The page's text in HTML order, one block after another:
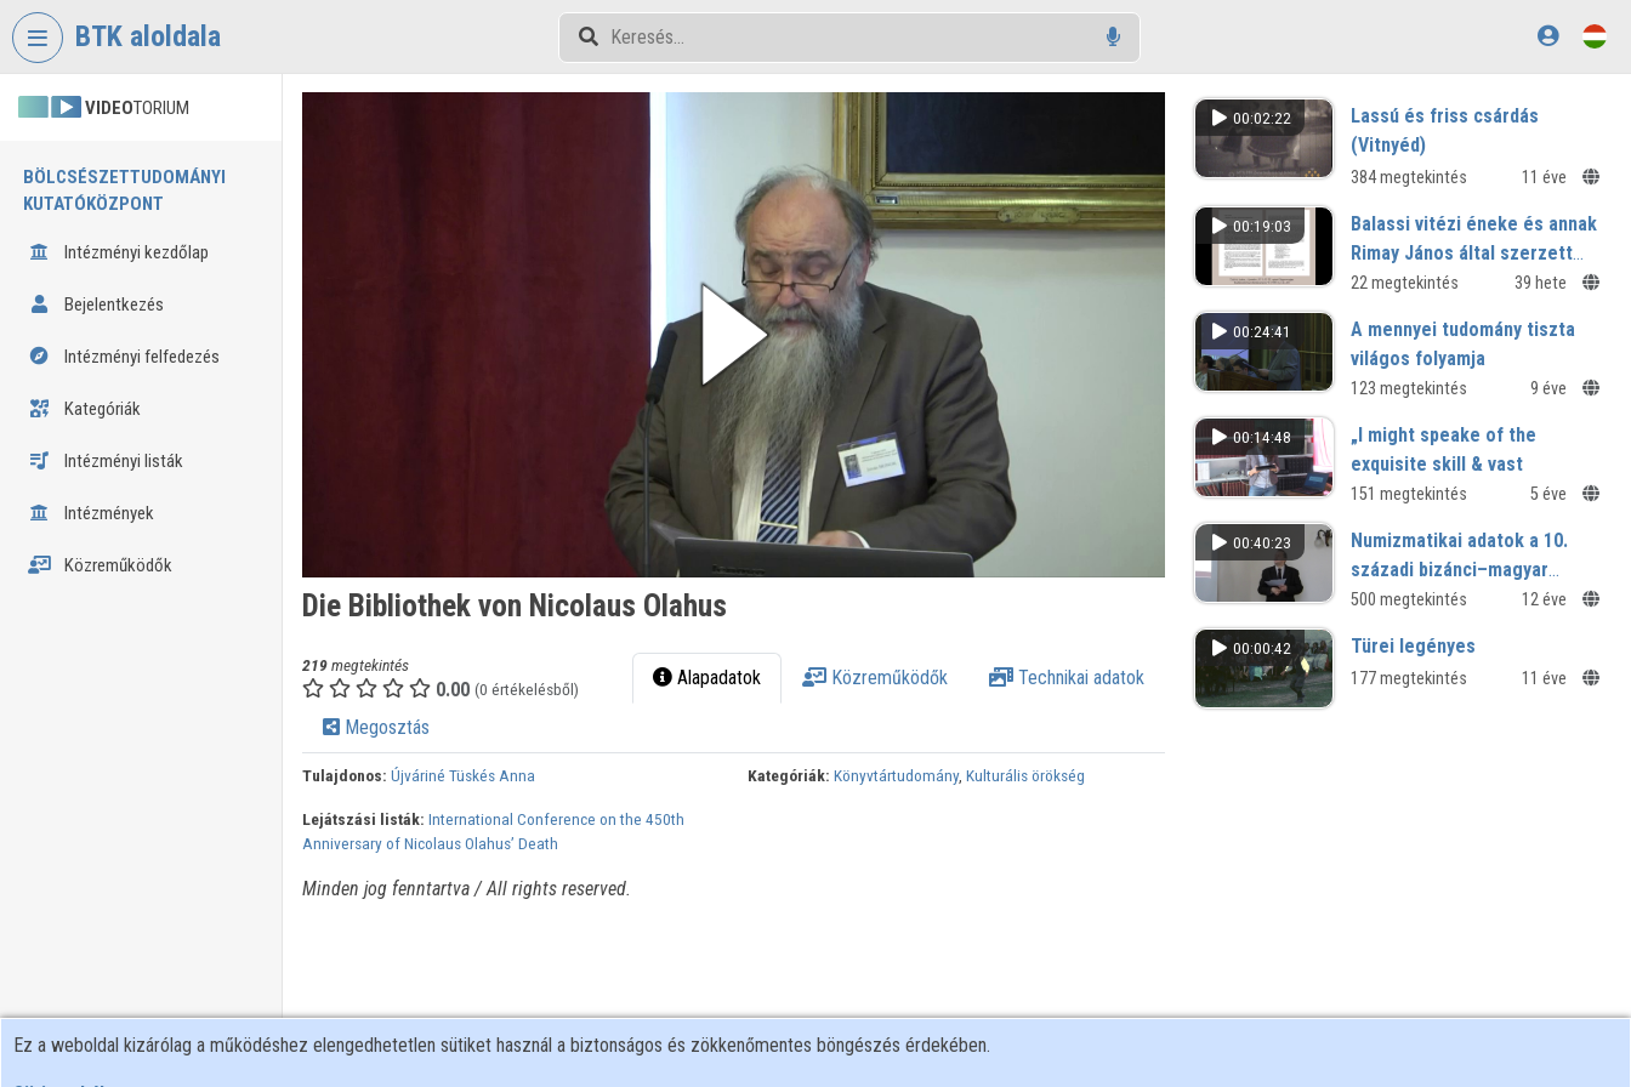
Fejléc kihagyása
BTK aloldala
VIDEOTORIUM
BÖLCSÉSZETTUDOMÁNYI
KUTATÓKÖZPONT
Intézményi kezdőlap
Bejelentkezés
Intézményi felfedezés
Kategóriák
Intézményi listák
Intézmények
Közreműködők
Die Bibliothek von Nicolaus Olahus
219megtekintés
0.00 (0 értékelésből) Alapadatok Közreműködők Technikai adatok
Megosztás
Tulajdonos: Újváriné Tüskés Anna Kategóriák: Könyvtártudomány,Kulturális örökség
Lejátszási listák: International Conference on the 450th
Anniversary of Nicolaus Olahus’ Death
Minden jog fenntartva / All rights reserved.
00:02:22
Lassú és friss csárdás
(Vitnyéd)
384 megtekintés 11 éve
00:19:03
Balassi vitézi éneke és annak
Rimay János által szerzett
parodiája
22 megtekintés 39 hete
00:24:41
A mennyei tudomány tiszta
világos folyamja
Egyház- és reformációtörténeti
vitairataiban és prédikációiban
123 megtekintés 9 éve
00:14:48
„I might speake of the
exquisite skill & vast
improvements in Musick at
But all these are better knowne and
practised by you than by me”
Énekmondók ábrázolása a 16–17.
151 megtekintés 5 éve
00:40:23
Numizmatikai adatok a 10.
századi bizánci–magyar
kapcsolatok történetéhez
500 megtekintés 12 éve
00:00:42 Türei legényes
177 megtekintés 11 éve
Ez a weboldal kizárólag a működéshez elengedhetetlen sütiket használ a biztonságos és zökkenőmentes böngészés érdekében.